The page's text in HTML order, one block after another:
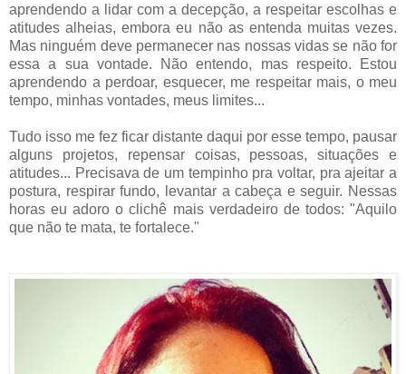
aprendendo a lidar com a decepção, a respeitar escolhas e
atitudes alheias, embora eu não as entenda muitas vezes.
Mas ninguém deve permanecer nas nossas vidas se não for
essa a sua vontade. Não entendo, mas respeito. Estou
aprendendo a perdoar, esquecer, me respeitar mais, o meu
tempo, minhas vontades, meus limites...
Tudo isso me fez ficar distante daqui por esse tempo, pausar
alguns projetos, repensar coisas, pessoas, situações e
atitudes... Precisava de um tempinho pra voltar, pra ajeitar a
postura, respirar fundo, levantar a cabeça e seguir. Nessas
horas eu adoro o clichê mais verdadeiro de todos: "Aquilo
que não te mata, te fortalece."